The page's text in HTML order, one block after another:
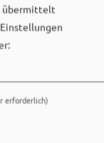
übermittelt
erforderlich)